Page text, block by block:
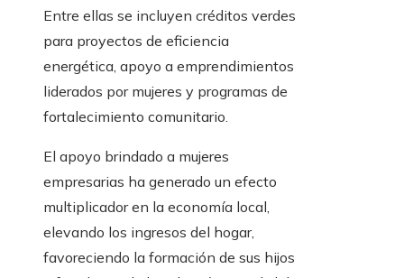
Entre ellas se incluyen créditos verdes
para proyectos de eficiencia
energética, apoyo a emprendimientos
liderados por mujeres y programas de
fortalecimiento comunitario.
El apoyo brindado a mujeres
empresarias ha generado un efecto
multiplicador en la economía local,
elevando los ingresos del hogar,
favoreciendo la formación de sus hijos